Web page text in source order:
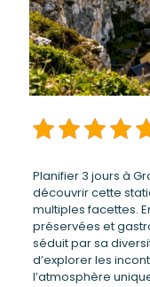
Planifier 3 jours à
découvrir cette
multiples facettes.
préservées et
séduit par sa
d’explorer les
l’atmosphère